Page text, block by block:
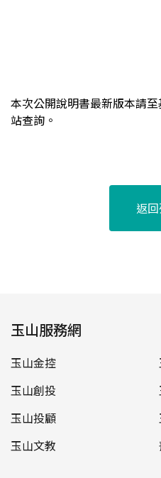
本次公開說明書最新版本請
站查詢。
返
玉山服務網
玉山金控
玉山創投
玉山投顧
玉山文教